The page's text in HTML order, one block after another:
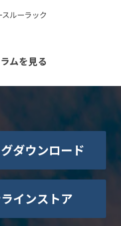
スルーラック
ムを見る
ダウンロード
インストア